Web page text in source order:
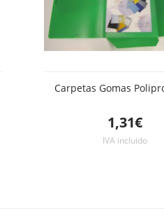
Carpetas Gomas
1,31€
IVA incluido